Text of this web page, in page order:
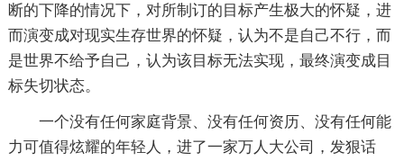
断的下降的情况下，对所制订的目标产生极大的怀疑，进
而演变成对现实生存世界的怀疑，认为不是自己不行，而
是世界不给予自己，认为该目标无法实现，最终演变成目
标失切状态。
一个没有任何家庭背景、没有任何资历、没有任何能
力可值得炫耀的年轻人，进了一家万人大公司，发狠话